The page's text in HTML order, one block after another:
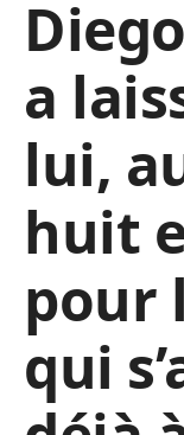
a
lui,
huit
pour
qui